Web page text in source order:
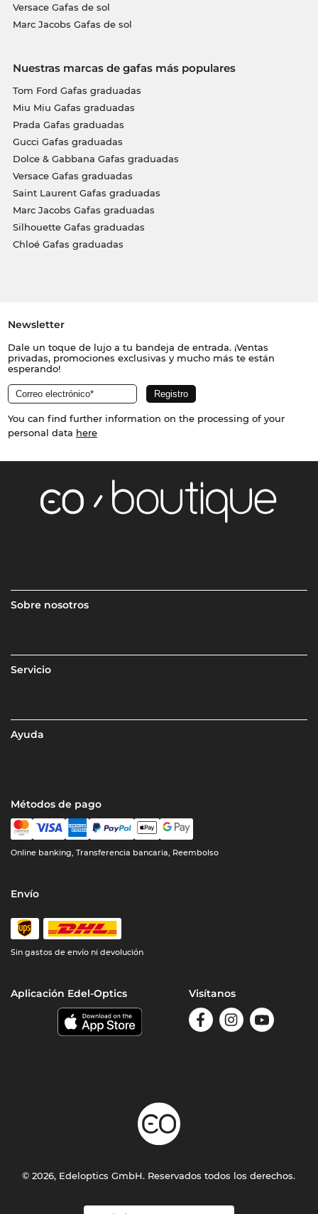
Versace Gafas de sol
Marc Jacobs Gafas de sol
Nuestras marcas de gafas más populares
Tom Ford Gafas graduadas
Miu Miu Gafas graduadas
Prada Gafas graduadas
Gucci Gafas graduadas
Dolce & Gabbana Gafas graduadas
Versace Gafas graduadas
Saint Laurent Gafas graduadas
Marc Jacobs Gafas graduadas
Silhouette Gafas graduadas
Chloé Gafas graduadas
Newsletter
Dale un toque de lujo a tu bandeja de entrada. ¡Ventas
privadas, promociones exclusivas y mucho más te están
esperando!
You can find further information on the processing of your
personal data here
Sobre nosotros
Servicio
Ayuda
Métodos de pago
Online banking, Transferencia bancaria, Reembolso
Envío
Sin gastos de envío ni devolución
Aplicación Edel-Optics Visítanos
© 2026, Edeloptics GmbH. Reservados todos los derechos.